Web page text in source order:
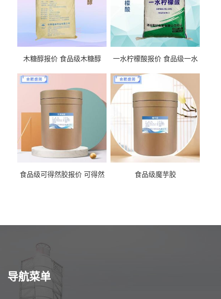
木糖醇报价 食品级木糖醇
一水柠檬酸报价 食品级一水
食品级可得然胶报价 可得然
食品级魔芋胶
导航菜单